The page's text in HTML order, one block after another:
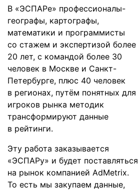
В «ЭСПАРе» профессионалы-
географы, картографы,
математики и программисты
со стажем и экспертизой более
20 лет, с командой более 30
человек в Москве и Санкт-
Петербурге, плюс 40 человек
в регионах, путём понятных для
игроков рынка методик
трансформируют данные
в рейтинги.
Эту работа заказывается
«ЭСПАРу» и будет поставляться
на рынок компанией AdMetrix.
То есть мы закупаем данные,